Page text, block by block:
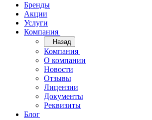
Бренды
Акции
Услуги
Компания
Назад
Компания
О компании
Новости
Отзывы
Лицензии
Документы
Реквизиты
Блог